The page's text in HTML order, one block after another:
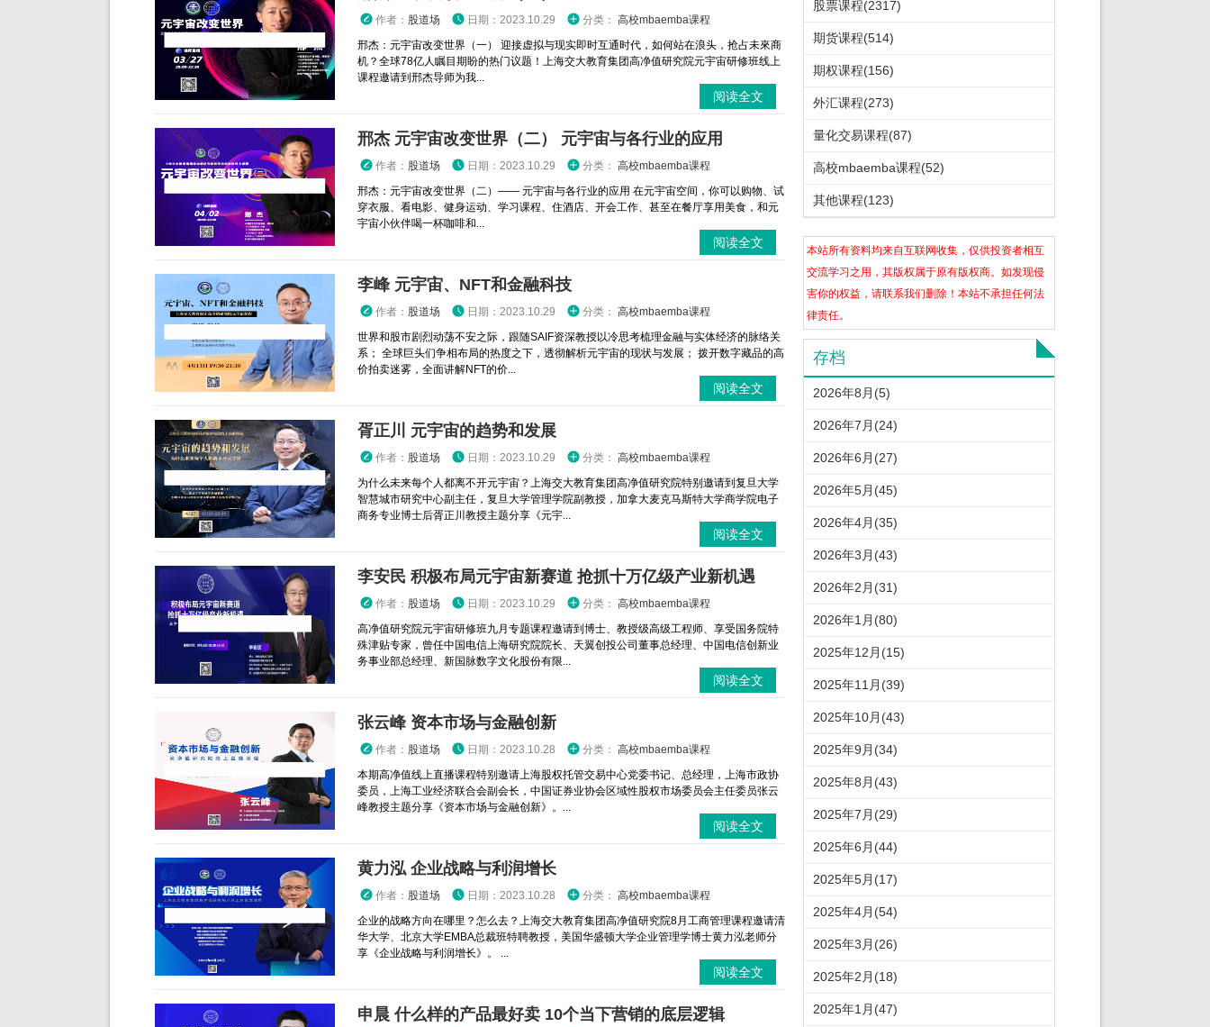
作者： 股道场 日期：2023.10.29 分类： 高校mbaemba课程
邢杰：元宇宙改变世界（一） 迎接虚拟与现实即时互通时代，如何站在浪头，抢占未來商
机？全球78亿人瞩目期盼的热门议题！上海交大教育集团高净值研究院元宇宙研修班线上
课程邀请到邢杰导师为我...
阅读全文
邢杰 元宇宙改变世界（二） 元宇宙与各行业的应用
作者： 股道场 日期：2023.10.29 分类： 高校mbaemba课程
邢杰：元宇宙改变世界（二）—— 元宇宙与各行业的应用 在元宇宙空间，你可以购物、试
穿衣服、看电影、健身运动、学习课程、住酒店、开会工作、甚至在餐厅享用美食，和元
宇宙小伙伴喝一杯咖啡和...
阅读全文
李峰 元宇宙、NFT和金融科技
作者： 股道场 日期：2023.10.29 分类： 高校mbaemba课程
世界和股市剧烈动荡不安之际，跟随SAIF资深教授以冷思考梳理金融与实体经济的脉络关
系； 全球巨头们争相布局的热度之下，透彻解析元宇宙的现状与发展； 拨开数字藏品的高
价拍卖迷雾，全面讲解NFT的价...
阅读全文
胥正川 元宇宙的趋势和发展
作者： 股道场 日期：2023.10.29 分类： 高校mbaemba课程
为什么未来每个人都离不开元宇宙？上海交大教育集团高净值研究院特别邀请到复旦大学
智慧城市研究中心副主任，复旦大学管理学院副教授，加拿大麦克马斯特大学商学院电子
商务专业博士后胥正川教授主题分享《元宇...
阅读全文
李安民 积极布局元宇宙新赛道 抢抓十万亿级产业新机遇
作者： 股道场 日期：2023.10.29 分类： 高校mbaemba课程
高净值研究院元宇宙研修班九月专题课程邀请到博士、教授级高级工程师、享受国务院特
殊津贴专家，曾任中国电信上海研究院院长、天翼创投公司董事总经理、中国电信创新业
务事业部总经理、新国脉数字文化股份有限...
阅读全文
张云峰 资本市场与金融创新
作者： 股道场 日期：2023.10.28 分类： 高校mbaemba课程
本期高净值线上直播课程特别邀请上海股权托管交易中心党委书记、总经理，上海市政协
委员，上海工业经济联合会副会长，中国证券业协会区域性股权市场委员会主任委员张云
峰教授主题分享《资本市场与金融创新》。...
阅读全文
黄力泓 企业战略与利润增长
作者： 股道场 日期：2023.10.28 分类： 高校mbaemba课程
企业的战略方向在哪里？怎么去？上海交大教育集团高净值研究院8月工商管理课程邀请清
华大学、北京大学EMBA总裁班特聘教授，美国华盛顿大学企业管理学博士黄力泓老师分
享《企业战略与利润增长》。 ...
阅读全文
申晨 什么样的产品最好卖 10个当下营销的底层逻辑
股票课程(2317)
期货课程(514)
期权课程(156)
外汇课程(273)
量化交易课程(87)
高校mbaemba课程(52)
其他课程(123)
本站所有资料均来自互联网收集，仅供投资者相互
交流学习之用，其版权属于原有版权商。如发现侵
害你的权益，请联系我们删除！本站不承担任何法
律责任。
存档
2026年8月(5)
2026年7月(24)
2026年6月(27)
2026年5月(45)
2026年4月(35)
2026年3月(43)
2026年2月(31)
2026年1月(80)
2025年12月(15)
2025年11月(39)
2025年10月(43)
2025年9月(34)
2025年8月(43)
2025年7月(29)
2025年6月(44)
2025年5月(17)
2025年4月(54)
2025年3月(26)
2025年2月(18)
2025年1月(47)